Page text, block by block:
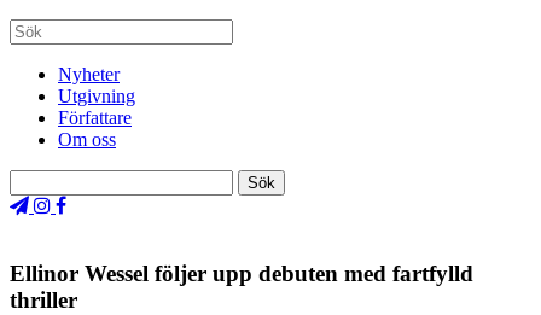
Nyheter
Utgivning
Författare
Om oss
Ellinor Wessel följer upp debuten med fartfylld
thriller